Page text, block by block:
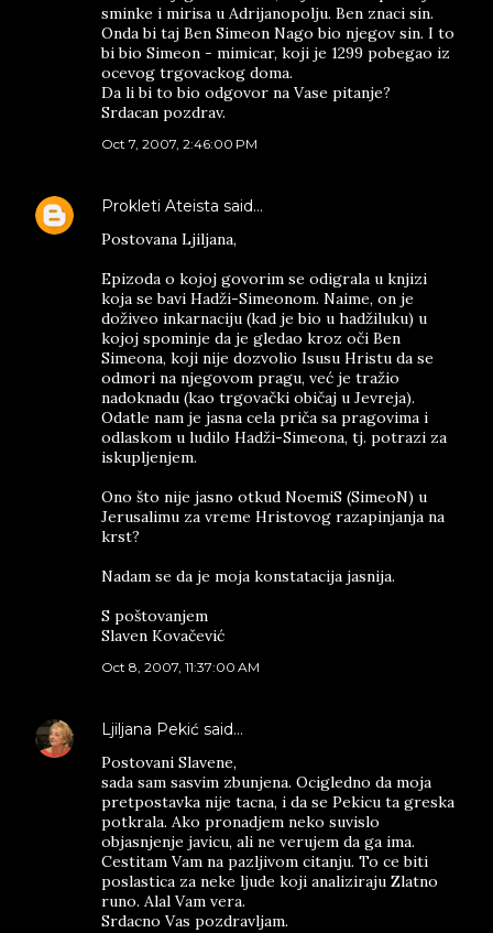
sminke i mirisa u Adrijanopolju. Ben znaci sin.
Onda bi taj Ben Simeon Nago bio njegov sin. I to
bi bio Simeon - mimicar, koji je 1299 pobegao iz
ocevog trgovackog doma.
Da li bi to bio odgovor na Vase pitanje?
Srdacan pozdrav.
Oct 7, 2007, 2:46:00 PM
Prokleti Ateista said…
Postovana Ljiljana,
Epizоda o kojoj govorim se odigrala u knjizi
koja se bavi Hadži-Simeonom. Naime, on je
doživeo inkarnaciju (kad je bio u hadžiluku) u
kojoj spominje da je gledao kroz oči Ben
Simeona, koji nije dozvolio Isusu Hristu da se
odmori na njegovom pragu, već je tražio
nadoknadu (kao trgovački običaj u Jevreja).
Odatle nam je jasna cela priča sa pragovima i
odlaskom u ludilo Hadži-Simeona, tj. potrazi za
iskupljenjem.
Ono što nije jasno otkud NoemiS (SimeoN) u
Jerusalimu za vreme Hristovog razapinjanja na
krst?
Nadam se da je moja konstatacija jasnija.
S poštovanjem
Slaven Kovačević
Oct 8, 2007, 11:37:00 AM
Ljiljana Pekić said…
Postovani Slavene,
sada sam sasvim zbunjena. Ocigledno da moja
pretpostavka nije tacna, i da se Pekicu ta greska
potkrala. Ako pronadjem neko suvislo
objasnjenje javicu, ali ne verujem da ga ima.
Cestitam Vam na pazljivom citanju. To ce biti
poslastica za neke ljude koji analiziraju Zlatno
runo. Alal Vam vera.
Srdacno Vas pozdravljam.